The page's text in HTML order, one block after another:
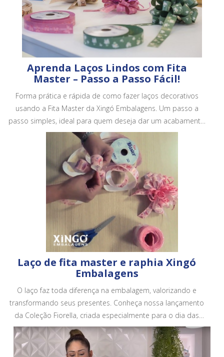
Aprenda Laços Lindos com Fita
Master – Passo a Passo Fácil!
Forma prática e rápida de como fazer laços decorativos
usando a Fita Master da Xingó Embalagens. Um passo a
passo simples, ideal para quem deseja dar um acabamento
mais bonito e profissional em embalagens, cestas e
presentes.
Laço de fita master e raphia Xingó
Embalagens
O laço faz toda diferença na embalagem, valorizando e
transformando seus presentes. Conheça nossa lançamento
da Coleção Fiorella, criada especialmente para o dia das
mães. Conheça todos os nossos produtos em no site.